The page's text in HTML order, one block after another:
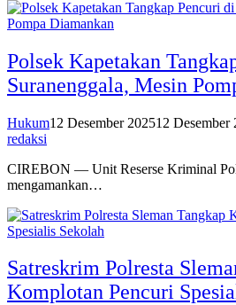
Polsek Kapetakan
Suranenggala, Mesin
Hukum12 Desember 202512 Desember
redaksi
CIREBON — Unit Reserse Kriminal
mengamankan…
Satreskrim Polresta
Komplotan Pencuri